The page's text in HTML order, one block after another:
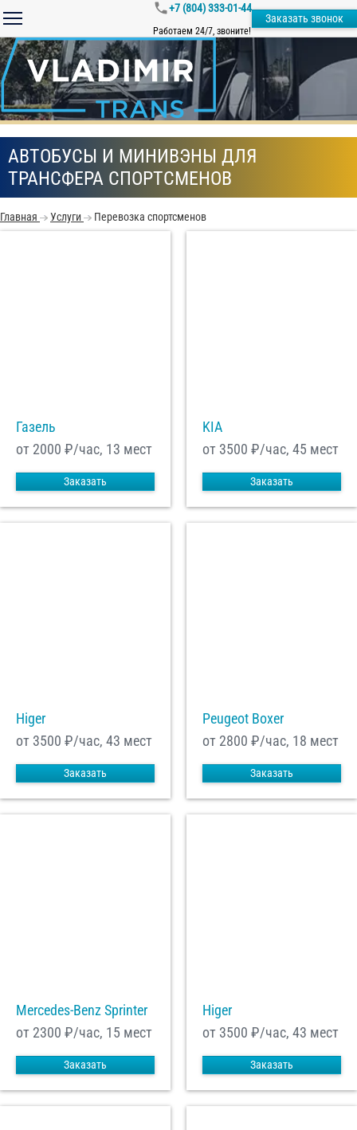
+7 (804) 333-01-44
Работаем 24/7, звоните!
Заказать звонок
АВТОБУСЫ И МИНИВЭНЫ ДЛЯ
ТРАНСФЕРА СПОРТСМЕНОВ
Главная Услуги Перевозка спортсменов
Газель
от 2000 ₽/час, 13 мест
Заказать
KIA
от 3500 ₽/час, 45 мест
Заказать
Higer
от 3500 ₽/час, 43 мест
Заказать
Peugeot Boxer
от 2800 ₽/час, 18 мест
Заказать
Mercedes-Benz Sprinter
от 2300 ₽/час, 15 мест
Заказать
Higer
от 3500 ₽/час, 43 мест
Заказать
обработку моих Персональных данных